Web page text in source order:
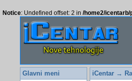
Notice: Undefined offset: 2 in /home2/
Glavni meni iCentar→